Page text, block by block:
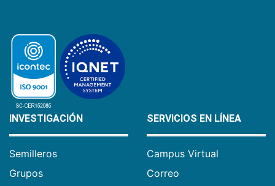
INVESTIGACIÓN
Semilleros
Grupos
SERVICIOS EN LÍNEA
Campus Virtual
Correo